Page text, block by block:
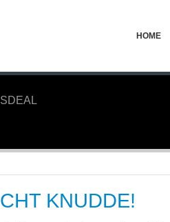
HOME
KNUDDE!